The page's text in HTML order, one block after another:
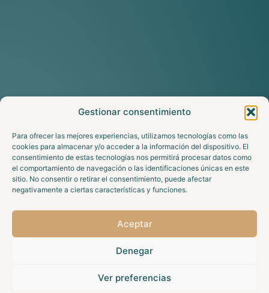
Gestionar consentimiento
Para ofrecer las mejores experiencias, utilizamos tecnologías como las
cookies para almacenar y/o acceder a la información del dispositivo. El
consentimiento de estas tecnologías nos permitirá procesar datos como
el comportamiento de navegación o las identificaciones únicas en este
sitio. No consentir o retirar el consentimiento, puede afectar
negativamente a ciertas características y funciones.
Aceptar
Denegar
Ver preferencias